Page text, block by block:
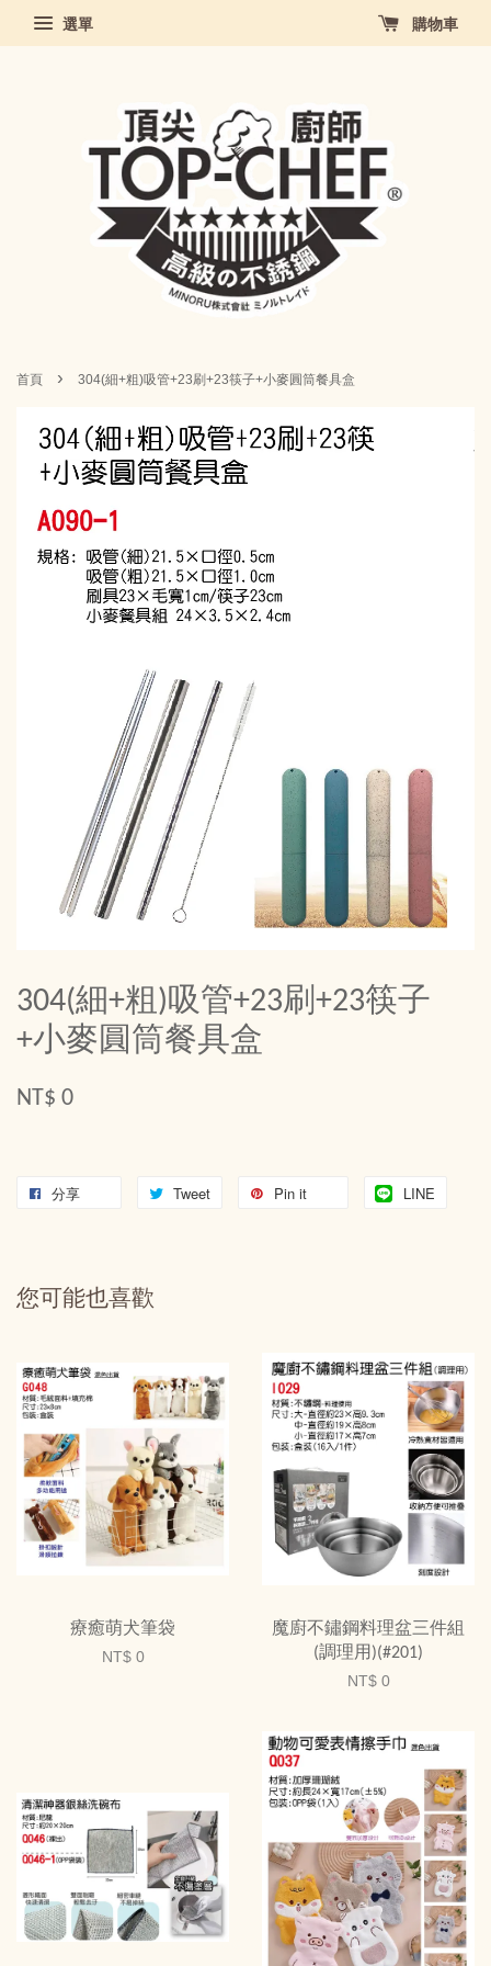
選單 購物車
首頁 › 304(細+粗)吸管+23刷+23筷子+小麥圓筒餐具盒
304(細+粗)吸管+23刷+23筷子
+小麥圓筒餐具盒
NT$ 0
分享 Tweet Pin it LINE
您可能也喜歡
療癒萌犬筆袋
NT$ 0
魔廚不鏽鋼料理盆三件組
(調理用)(#201)
NT$ 0